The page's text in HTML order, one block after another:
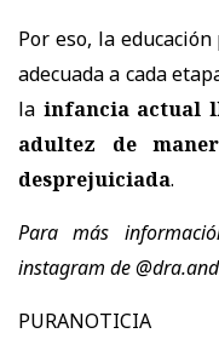
Por eso, la
adecuada a cada
la infancia actual
adultez de
desprejuiciada.
Para más
instagram de
PURANOTICIA